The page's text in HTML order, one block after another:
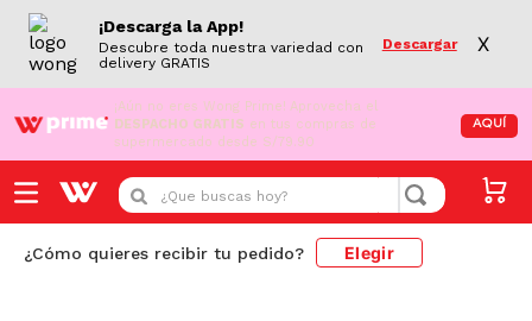
¡Descarga la App!
Descubre toda nuestra variedad con
delivery GRATIS
Descargar X
¡Aún no eres Wong Prime! Aprovecha el
DESPACHO GRATIS en tus compras de
supermercado desde S/79.90
AQUÍ
¿Que buscas hoy?
¿Cómo quieres recibir tu pedido? Elegir